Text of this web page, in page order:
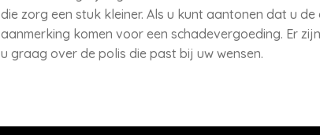
die zorg een stuk kleiner. Als u kunt aantonen dat u
aanmerking komen voor een schadevergoeding. Er
u graag over de polis die past bij uw wensen.